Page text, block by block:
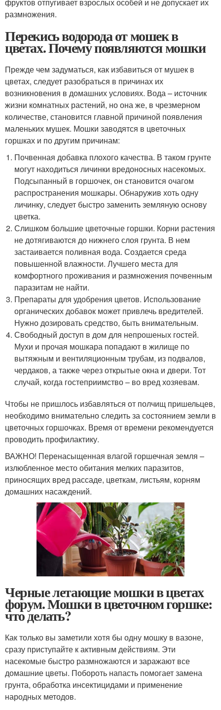
размножения.
Перекись водорода от мошек в
цветах. Почему появляются мошки
Прежде чем задуматься, как избавиться от мушек в
цветах, следует разобраться в причинах их
возникновения в домашних условиях. Вода – источник
жизни комнатных растений, но она же, в чрезмерном
количестве, становится главной причиной появления
маленьких мушек. Мошки заводятся в цветочных
горшках и по другим причинам:
Почвенная добавка плохого качества. В таком грунте
могут находиться личинки вредоносных насекомых.
Подсыпанный в горшочек, он становится очагом
распространения мошкары. Обнаружив хоть одну
личинку, следует быстро заменить земляную основу
цветка.
Слишком большие цветочные горшки. Корни растения
не дотягиваются до нижнего слоя грунта. В нем
застаивается поливная вода. Создается среда
повышенной влажности. Лучшего места для
комфортного проживания и размножения почвенным
паразитам не найти.
Препараты для удобрения цветов. Использование
органических добавок может привлечь вредителей.
Нужно дозировать средство, быть внимательным.
Свободный доступ в дом для непрошеных гостей.
Мухи и прочая мошкара попадают в жилище по
вытяжным и вентиляционным трубам, из подвалов,
чердаков, а также через открытые окна и двери. Тот
случай, когда гостеприимство – во вред хозяевам.
Чтобы не пришлось избавляться от полчищ пришельцев,
необходимо внимательно следить за состоянием земли в
цветочных горшочках. Время от времени рекомендуется
проводить профилактику.
ВАЖНО! Перенасыщенная влагой горшечная земля –
излюбленное место обитания мелких паразитов,
приносящих вред рассаде, цветкам, листьям, корням
домашних насаждений.
Черные летающие мошки в цветах
форум. Мошки в цветочном горшке:
что делать?
Как только вы заметили хотя бы одну мошку в вазоне,
сразу приступайте к активным действиям. Эти
насекомые быстро размножаются и заражают все
домашние цветы. Побороть напасть помогает замена
грунта, обработка инсектицидами и применение
народных методов.